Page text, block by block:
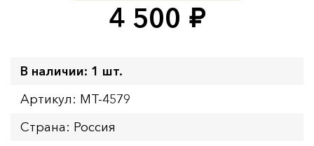
4 500 руб.
В наличии: 1 шт.
Артикул: MT-4579
Страна: Россия